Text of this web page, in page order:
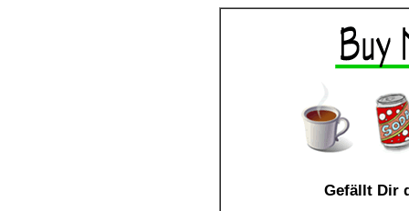
Gefällt Dir